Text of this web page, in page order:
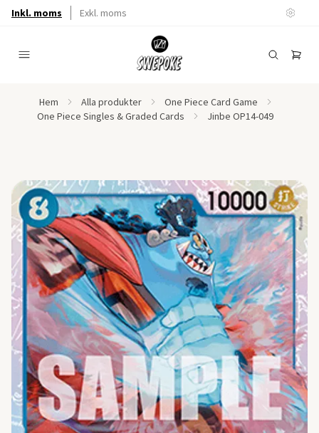
Inkl. moms Exkl. moms
Hem Alla produkter
One Piece Card Game
One Piece Singles & Graded Cards
Jinbe OP14-049